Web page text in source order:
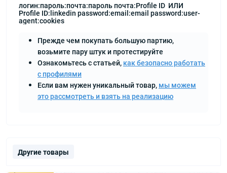
логин:пароль:почта:пароль почта:Profile ID ИЛИ
Profile ID:linkedin password:email:email password:user-
agent:cookies
Прежде чем покупать большую партию,
возьмите пару штук и протестируйте
Ознакомьтесь с статьей, как безопасно работать
с профилями
Если вам нужен уникальный товар, мы можем
это рассмотреть и взять на реализацию
Другие товары